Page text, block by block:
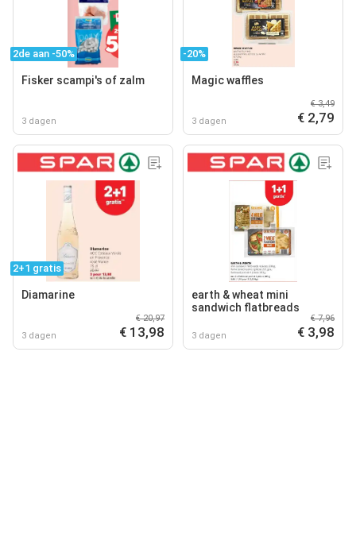
2de aan -50%
Fisker scampi's of zalm
3 dagen
-20%
Magic waffles
3 dagen
€ 3,49
€ 2,79
2+1 gratis
Diamarine
3 dagen
€ 20,97
€ 13,98
earth & wheat mini
sandwich flatbreads
3 dagen
€ 7,96
€ 3,98